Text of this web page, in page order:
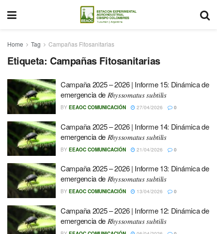
Home Tag Campañas Fitosanitarias
Etiqueta: Campañas Fitosanitarias
Campaña 2025 – 2026 | Informe 15: Dinámica de
emergencia de 𝑅ℎ𝑦𝑠𝑠𝑜𝑚𝑎𝑡𝑢𝑠 𝑠𝑢𝑏𝑡𝑖𝑙𝑖𝑠
BY EEAOC COMUNICACIÓN 27/04/2026 0
Campaña 2025 – 2026 | Informe 14: Dinámica de
emergencia de 𝑅ℎ𝑦𝑠𝑠𝑜𝑚𝑎𝑡𝑢𝑠 𝑠𝑢𝑏𝑡𝑖𝑙𝑖𝑠
BY EEAOC COMUNICACIÓN 21/04/2026 0
Campaña 2025 – 2026 | Informe 13: Dinámica de
emergencia de 𝑅ℎ𝑦𝑠𝑠𝑜𝑚𝑎𝑡𝑢𝑠 𝑠𝑢𝑏𝑡𝑖𝑙𝑖𝑠
BY EEAOC COMUNICACIÓN 13/04/2026 0
Campaña 2025 – 2026 | Informe 12: Dinámica de
emergencia de 𝑅ℎ𝑦𝑠𝑠𝑜𝑚𝑎𝑡𝑢𝑠 𝑠𝑢𝑏𝑡𝑖𝑙𝑖𝑠